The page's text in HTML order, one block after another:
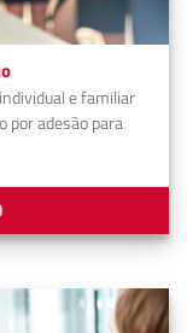
e familiar
por adesão para